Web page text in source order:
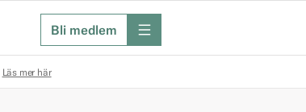
Bli medlem meny
Läs mer här